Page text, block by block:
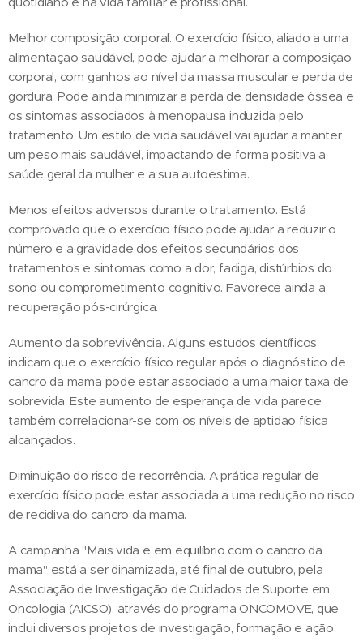
Melhor composição corporal. O exercício físico, aliado a uma
alimentação saudável, pode ajudar a melhorar a composição
corporal, com ganhos ao nível da massa muscular e perda de
gordura. Pode ainda minimizar a perda de densidade óssea e
os sintomas associados à menopausa induzida pelo
tratamento. Um estilo de vida saudável vai ajudar a manter
um peso mais saudável, impactando de forma positiva a
saúde geral da mulher e a sua autoestima.
Menos efeitos adversos durante o tratamento. Está
comprovado que o exercício físico pode ajudar a reduzir o
número e a gravidade dos efeitos secundários dos
tratamentos e sintomas como a dor, fadiga, distúrbios do
sono ou comprometimento cognitivo. Favorece ainda a
recuperação pós-cirúrgica.
Aumento da sobrevivência. Alguns estudos científicos
indicam que o exercício físico regular após o diagnóstico de
cancro da mama pode estar associado a uma maior taxa de
sobrevida. Este aumento de esperança de vida parece
também correlacionar-se com os níveis de aptidão física
alcançados.
Diminuição do risco de recorrência. A prática regular de
exercício físico pode estar associada a uma redução no risco
de recidiva do cancro da mama.
A campanha "Mais vida e em equilíbrio com o cancro da
mama" está a ser dinamizada, até final de outubro, pela
Associação de Investigação de Cuidados de Suporte em
Oncologia (AICSO), através do programa ONCOMOVE, que
inclui diversos projetos de investigação, formação e ação